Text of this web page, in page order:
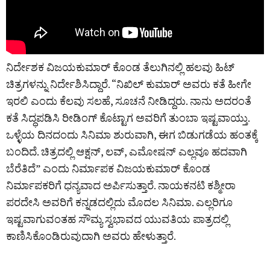
ನಿರ್ದೇಶಕ ವಿಜಯಕುಮಾರ್ ಕೊಂಡ ತೆಲುಗಿನಲ್ಲಿ ಹಲವು ಹಿಟ್‌
ಚಿತ್ರಗಳನ್ನು ನಿರ್ದೇಶಿಸಿದ್ದಾರೆ. “ನಿಖಿಲ್ ಕುಮಾರ್ ಅವರು ಕತೆ ಹೀಗೇ
ಇರಲಿ ಎಂದು ಕೆಲವು ಸಲಹೆ, ಸೂಚನೆ ನೀಡಿದ್ದರು. ನಾನು ಅದರಂತೆ
ಕತೆ ಸಿದ್ಧಪಡಿಸಿ ರೀಡಿಂಗ್ ಕೊಟ್ಟಾಗ ಅವರಿಗೆ ತುಂಬಾ ಇಷ್ಟವಾಯ್ತು.
ಒಳ್ಳೆಯ ದಿನದಂದು ಸಿನಿಮಾ ಶುರುವಾಗಿ, ಈಗ ಬಿಡುಗಡೆಯ ಹಂತಕ್ಕೆ
ಬಂದಿದೆ. ಚಿತ್ರದಲ್ಲಿ ಆಕ್ಷನ್‌, ಲವ್‌, ಎಮೋಷನ್‌ ಎಲ್ಲವೂ ಹದವಾಗಿ
ಬೆರೆತಿದೆ” ಎಂದು ನಿರ್ಮಾಪಕ ವಿಜಯಕುಮಾರ್‌ ಕೊಂಡ
ನಿರ್ಮಾಪಕರಿಗೆ ಧನ್ಯವಾದ ಅರ್ಪಿಸುತ್ತಾರೆ. ನಾಯಕನಟಿ ಕಶ್ಮೀರಾ
ಪರದೇಸಿ ಅವರಿಗೆ ಕನ್ನಡದಲ್ಲಿದು ಮೊದಲ ಸಿನಿಮಾ. ಎಲ್ಲರಿಗೂ
ಇಷ್ಟವಾಗುವಂತಹ ಸೌಮ್ಯ ಸ್ವಭಾವದ ಯುವತಿಯ ಪಾತ್ರದಲ್ಲಿ
ಕಾಣಿಸಿಕೊಂಡಿರುವುದಾಗಿ ಅವರು ಹೇಳುತ್ತಾರೆ.